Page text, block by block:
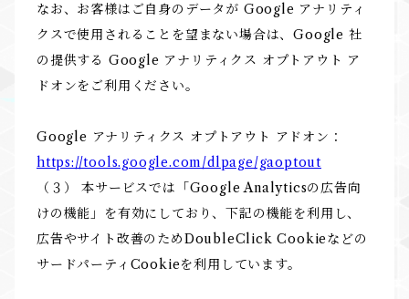
なお、お客様はご自身のデータが Google アナリティ
クスで使用されることを望まない場合は、Google 社
の提供する Google アナリティクス オプトアウト ア
ドオンをご利用ください。
Google アナリティクス オプトアウト アドオン：
https://tools.google.com/dlpage/gaoptout
（３） 本サービスでは「Google Analyticsの広告向
けの機能」を有効にしており、下記の機能を利用し、
広告やサイト改善のためDoubleClick Cookieなどの
サードパーティCookieを利用しています。